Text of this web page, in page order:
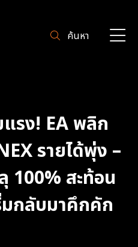
ค้นหา
รง! EA พลิก
รายได้พุ่ง –
100% สะท้อน
มกลับมาคึกคัก